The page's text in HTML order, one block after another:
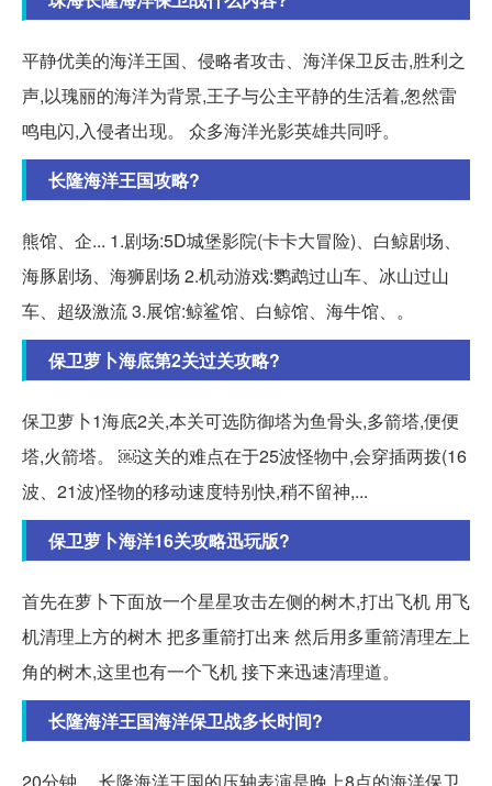
平静优美的海洋王国、侵略者攻击、海洋保卫反击,胜利之
声,以瑰丽的海洋为背景,王子与公主平静的生活着,怱然雷
鸣电闪,入侵者出现。 众多海洋光影英雄共同呼。
长隆海洋王国攻略?
熊馆、企... 1.剧场:5D城堡影院(卡卡大冒险)、白鲸剧场、
海豚剧场、海狮剧场 2.机动游戏:鹦鹉过山车、冰山过山
车、超级激流 3.展馆:鲸鲨馆、白鲸馆、海牛馆、。
保卫萝卜海底第2关过关攻略?
保卫萝卜1海底2关,本关可选防御塔为鱼骨头,多箭塔,便便
塔,火箭塔。 ￼这关的难点在于25波怪物中,会穿插两拨(16
波、21波)怪物的移动速度特别快,稍不留神,...
保卫萝卜海洋16关攻略迅玩版?
首先在萝卜下面放一个星星攻击左侧的树木,打出飞机 用飞
机清理上方的树木 把多重箭打出来 然后用多重箭清理左上
角的树木,这里也有一个飞机 接下来迅速清理道。
长隆海洋王国海洋保卫战多长时间?